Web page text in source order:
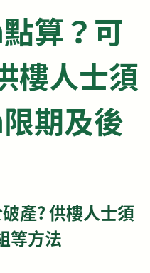
算？可
樓人士須
期及後
產? 供樓人士須
等方法